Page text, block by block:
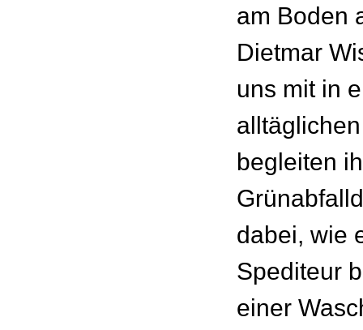
am Boden
Dietmar
uns mit in
begleiten
dabei, wie
Spediteur
einer